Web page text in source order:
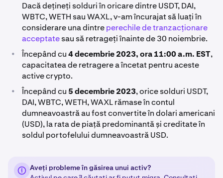
Dacă dețineți solduri în oricare dintre USDT, DAI,
WBTC, WETH sau WAXL, v-am încurajat să luați în
considerare una dintreperechile de tranzacționare
acceptatesau să retrageți înainte de 30 noiembrie.
• Începând cu4 decembrie 2023, ora 11:00 a.m. EST,
capacitatea de retragere a încetat pentru aceste
active crypto.
• Începând cu 5 decembrie 2023, orice solduri USDT,
DAI, WBTC, WETH, WAXL rămase în contul
dumneavoastră au fost convertite în dolari americani
(USD), la rata de piață predominantă și creditate în
soldul portofelului dumneavoastră USD.
Aveți probleme în găsirea unui activ?